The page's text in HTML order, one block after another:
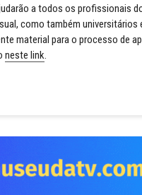
a todos os profissionais
como também universitários
material para o processo de
neste link.